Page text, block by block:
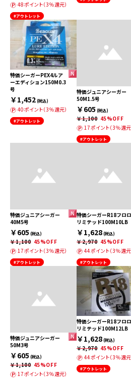
48ポイント（3％還元）
#アウトレット
特価シーガーPEX4ルア
ーエディション150M0.3
号
￥1,452(税込)
40ポイント（3％還元）
#アウトレット
特価ジュニアシーガー
50M1.5号
￥605 (税込)
￥1,100 45%OFF
17ポイント（3％還元
#アウトレット
特価ジュニアシーガー
40M5号
￥605 (税込)
￥1,100 45%OFF
17ポイント（3％還元）
#アウトレット
特価シーガーR18フロロ
リミテッド100M10LB
￥1,628(税込)
￥2,970 45%OFF
44ポイント（3％還元
#アウトレット
特価ジュニアシーガー
50M3号
￥605 (税込)
￥1,100 45%OFF
17ポイント（3％還元）
特価シーガーR18フロロ
リミテッド100M12LB
￥1,628(税込)
￥2,970 45%OFF
44ポイント（3％還元
#アウトレット